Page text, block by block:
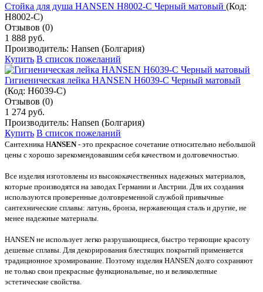
Стойка для душа HANSEN H8002-C Черный матовый (Код:
H8002-C)
Отзывов (0)
1 888 руб.
Производитель: Hansen (Болгария)
Купить В список пожеланий
Гигиеническая лейка HANSEN H6039-C Черный матовый
(Код: H6039-C)
Отзывов (0)
1 274 руб.
Производитель: Hansen (Болгария)
Купить В список пожеланий
Сантехника HANSEN- это прекрасное сочетание относительно небольшой
цены с хорошо зарекомендовавшим себя качеством и долговечностью.
Все изделия изготовлены из высококачественных надежных материалов,
которые производятся на заводах Германии и Австрии. Для их создания
используются проверенные долговременной службой привычные
сантехнические сплавы: латунь, бронза, нержавеющая сталь и другие, не
менее надежные материалы.
HANSEN не использует легко разрушающиеся, быстро теряющие красоту
дешевые сплавы. Для декорирования блестящих покрытий применяется
традиционное хромирование. Поэтому изделия HANSEN долго сохраняют
не только свои прекрасные функциональные, но и великолепные
эстетические свойства.